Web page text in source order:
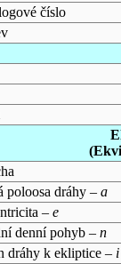
číslo
poloosa dráhy – a
– e
denní pohyb – n
dráhy k ekliptice – i